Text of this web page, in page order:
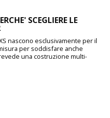
SCEGLIERE LE
nascono esclusivamente per il
per soddisfare anche
una costruzione multi-